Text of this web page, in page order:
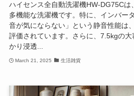
ハイセンス全自動洗濯機HW-DG75Cは
多機能な洗濯機です。特に、インバー
音が気にならない」という静音性能は
評価されています。さらに、7.5kgの
かり浸透...
March 21, 2025 生活雑貨